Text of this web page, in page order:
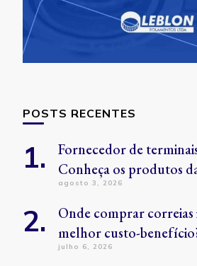
POSTS RECENTES
Fornecedor de
Conheça os produtos
agosto 3, 2026
Onde comprar
melhor custo-
julho 6, 2026